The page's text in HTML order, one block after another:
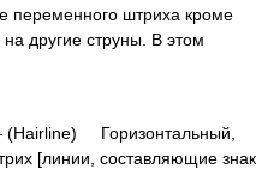
переменного штриха кроме
другие струны. В этом
Горизонтальный,
[линии, составляющие знак